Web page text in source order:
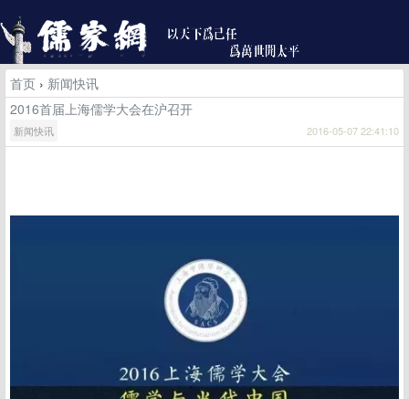
首页 › 新闻快讯
2016首届上海儒学大会在沪召开
新闻快讯 2016-05-07 22:41:10